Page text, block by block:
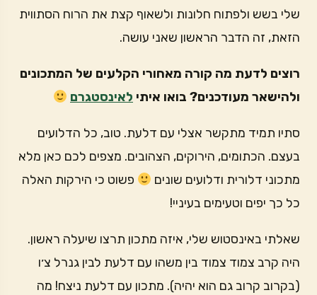
שלי בשש ולפתוח חלונות ולשאוף קצת את הרוח הסתווית
הזאת, זה הדבר הראשון שאני עושה.
רוצים לדעת מה קורה מאחורי הקלעים של המתכונים
ולהישאר מעודכנים? בואו איתי לאינסטגרם
סתיו תמיד מתקשר אצלי עם דלעת. טוב, כל הדלועים
בעצם. הכתומים, הירוקים, הצהובים. מצפים לכם כאן מלא
מתכוני דלורית ודלועים שונים
פשוט כי הירקות האלה
כל כך יפים וטעימים בעיניי!
שאלתי באינסטוש שלי, איזה מתכון תרצו שיעלה ראשון.
היה קרב צמוד צמוד בין משהו עם דלעת לבין גנרל צ׳ו
(בקרוב קרוב גם הוא יהיה). מתכון עם דלעת ניצח! מה